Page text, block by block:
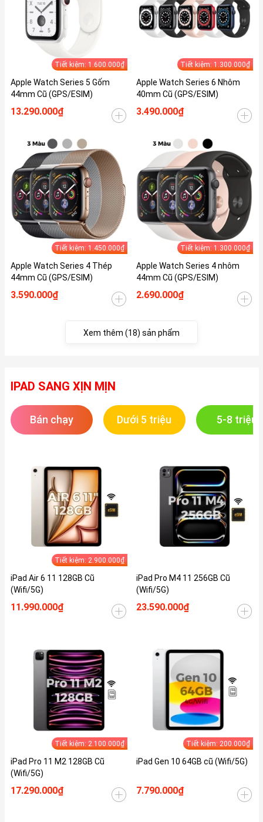
Tiết kiệm: 1.600.000₫
Apple Watch Series 5 Gốm
44mm Cũ (GPS/ESIM)
13.290.000₫
Tiết kiệm: 1.300.000₫
Apple Watch Series 6 Nhôm
40mm Cũ (GPS/ESIM)
3.490.000₫
Tiết kiệm: 1.450.000₫
Apple Watch Series 4 Thép
44mm Cũ (GPS/ESIM)
3.590.000₫
Tiết kiệm: 1.300.000₫
Apple Watch Series 4 nhôm
44mm Cũ (GPS/ESIM)
2.690.000₫
Xem thêm (18) sản phẩm
IPAD SANG XỊN MỊN
Bán chạy Dưới 5 triệu 5-8 triệu
Tiết kiệm: 2.900.000₫
iPad Air 6 11 128GB Cũ
(Wifi/5G)
11.990.000₫
iPad Pro M4 11 256GB Cũ
(Wifi/5G)
23.590.000₫
Tiết kiệm: 2.100.000₫
iPad Pro 11 M2 128GB Cũ
(Wifi/5G)
17.290.000₫
Tiết kiệm: 200.000₫
iPad Gen 10 64GB cũ (Wifi/5G)
7.790.000₫